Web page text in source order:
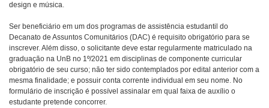
design e música.
Ser beneficiário em um dos programas de assistência estudantil do
Decanato de Assuntos Comunitários (DAC) é requisito obrigatório para se
inscrever. Além disso, o solicitante deve estar regularmente matriculado na
graduação na UnB no 1º/2021 em disciplinas de componente curricular
obrigatório de seu curso; não ter sido contemplados por edital anterior com a
mesma finalidade; e possuir conta corrente individual em seu nome. No
formulário de inscrição é possível assinalar em qual faixa de auxílio o
estudante pretende concorrer.